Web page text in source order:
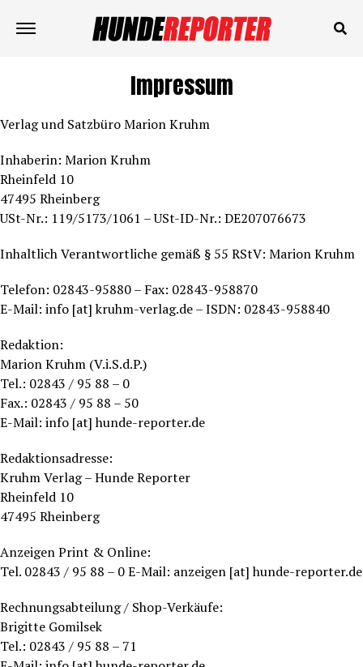
Impressum
Verlag und Satzbüro Marion Kruhm
Inhaberin: Marion Kruhm
Rheinfeld 10
47495 Rheinberg
USt-Nr.: 119/5173/1061 – USt-ID-Nr.: DE207076673
Inhaltlich Verantwortliche gemäß § 55 RStV: Marion Kruhm
Telefon: 02843-95880 – Fax: 02843-958870
E-Mail: info [at] kruhm-verlag.de – ISDN: 02843-958840
Redaktion:
Marion Kruhm (V.i.S.d.P.)
Tel.: 02843 / 95 88 – 0
Fax.: 02843 / 95 88 – 50
E-Mail: info [at] hunde-reporter.de
Redaktionsadresse:
Kruhm Verlag – Hunde Reporter
Rheinfeld 10
47495 Rheinberg
Anzeigen Print & Online:
Tel. 02843 / 95 88 – 0 E-Mail: anzeigen [at] hunde-reporter.de
Rechnungsabteilung / Shop-Verkäufe:
Brigitte Gomilsek
Tel.: 02843 / 95 88 – 71